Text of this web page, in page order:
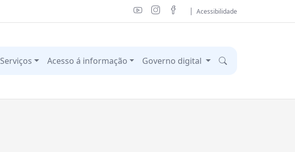
Acessibilidade
Serviços Acesso á informação Governo digital